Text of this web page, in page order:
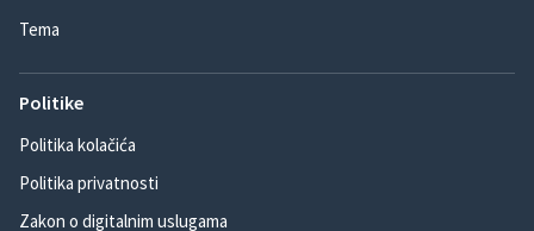
Tema
Politike
Politika kolačića
Politika privatnosti
Zakon o digitalnim uslugama